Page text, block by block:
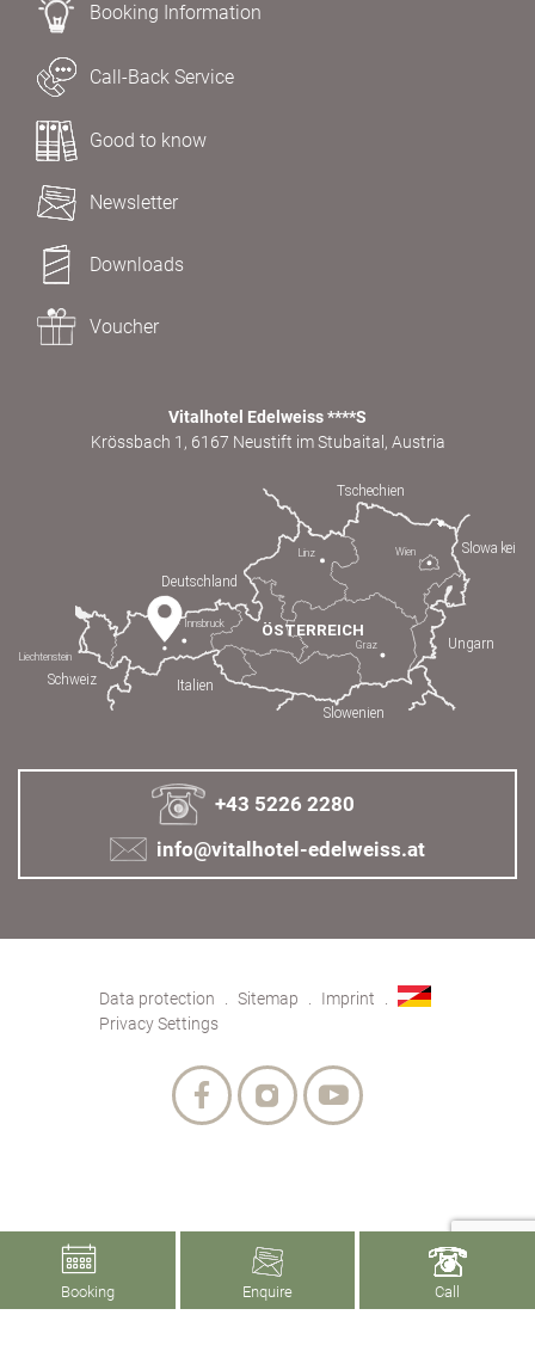
Booking Information
Call-Back Service
Good to know
Newsletter
Downloads
Voucher
Vitalhotel Edelweiss ****S
Krössbach 1, 6167 Neustift im Stubaital, Austria
+43 5226 2280
info@vitalhotel-edelweiss.at
Data protection Sitemap
Imprint
Privacy Settings
Booking Enquire Call